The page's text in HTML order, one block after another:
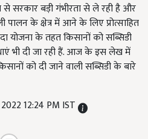
सरकार बड़ी गंभीरता से ले रही है और
पालन के क्षेत्र में आने के लिए प्रोत्साहित
योजना के तहत किसानों को सब्सिडी
भी दी जा रही हैं. आज के इस लेख में
को दी जाने वाली सब्सिडी के बारे
12:24 PM IST